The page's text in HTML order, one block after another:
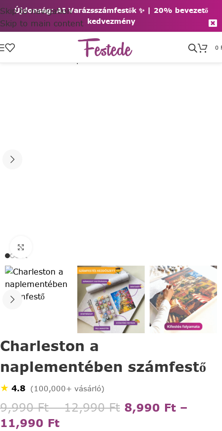
Újdonság: AI Varázsszámfestők ✨ | 20% bevezető
kedvezmény
Skip to navigation
Skip to main content
0
Charleston a
naplementében számfestő
★ 4.8 (100,000+ vásárló)
9,990Ft – 12,990Ft 8,990 Ft –
11,990 Ft